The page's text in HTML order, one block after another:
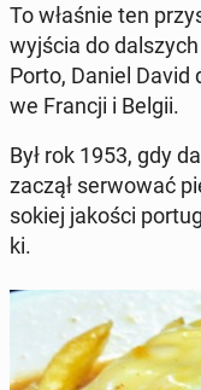
To właśnie ten
wyjścia do
Porto, Daniel David
we Francji i Belgii.
Był rok 1953, gdy
zaczął ser­wo­wać
so­kiej jakości
ki.